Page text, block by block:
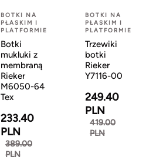
BOTKI NA
PŁASKIM I
PLATFORMIE
Botki
mukluki z
membraną
Rieker
M6050-64
Tex
233.40
PLN
389.00
PLN
BOTKI NA
PŁASKIM I
PLATFORMIE
Trzewiki
botki
Rieker
Y7116-00
249.40
PLN
419.00
PLN